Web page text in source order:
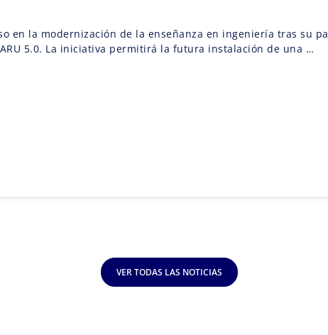
en la modernización de la enseñanza en ingeniería tras su
5.0. La iniciativa permitirá la futura instalación de una …
VER TODAS LAS NOTICIAS